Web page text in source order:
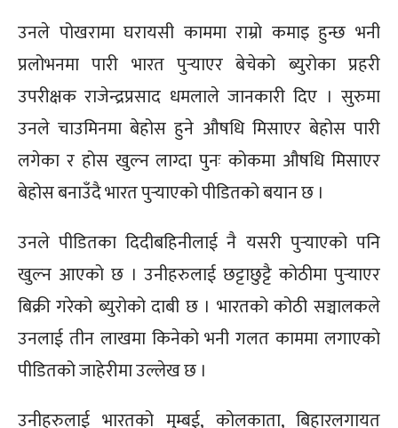
उनले पोखरामा घरायसी काममा राम्रो कमाइ हुन्छ भनी
प्रलोभनमा पारी भारत पुर्‍याएर बेचेको ब्युरोका प्रहरी
उपरीक्षक राजेन्द्रप्रसाद धमलाले जानकारी दिए । सुरुमा
उनले चाउमिनमा बेहोस हुने औषधि मिसाएर बेहोस पारी
लगेका र होस खुल्न लाग्दा पुनः कोकमा औषधि मिसाएर
बेहोस बनाउँदै भारत पुर्‍याएको पीडितको बयान छ ।
उनले पीडितका दिदीबहिनीलाई नै यसरी पुर्‍याएको पनि
खुल्न आएको छ । उनीहरुलाई छट्टाछुट्टै कोठीमा पुर्‍याएर
बिक्री गरेको ब्युरोको दाबी छ । भारतको कोठी सञ्चालकले
उनलाई तीन लाखमा किनेको भनी गलत काममा लगाएकाे
पीडितको जाहेरीमा उल्लेख छ ।
उनीहरुलाई भारतको मुम्बई, कोलकाता, बिहारलगायत